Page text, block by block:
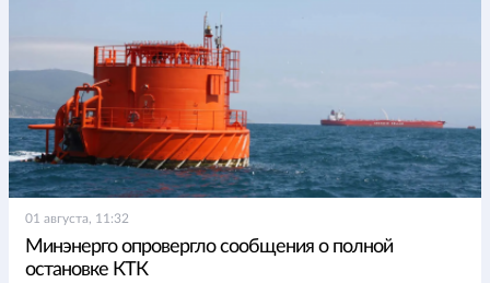
01 августа, 11:32
Минэнерго опровергло сообщения о полной
остановке КТК